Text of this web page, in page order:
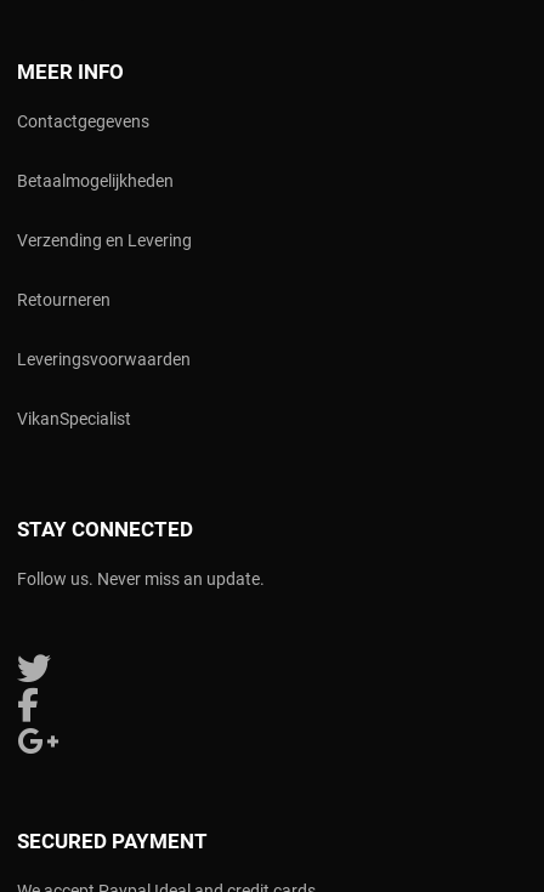
MEER INFO
Contactgegevens
Betaalmogelijkheden
Verzending en Levering
Retourneren
Leveringsvoorwaarden
VikanSpecialist
STAY CONNECTED
Follow us. Never miss an update.
Follow us on Twitter
SECURED PAYMENT